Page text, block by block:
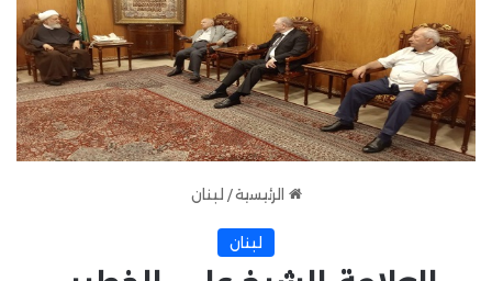
الرئيسية / لبنان
لبنان